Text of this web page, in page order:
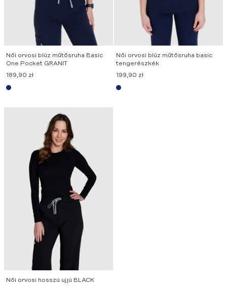
Női orvosi blúz műtősruha Basic
One Pocket GRANIT
189,90 zł
Női orvosi blúz műtősruha basic
tengerészkék
199,90 zł
Női orvosi hosszú ujjú BLACK